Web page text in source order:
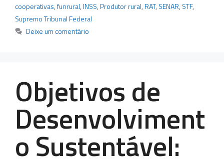
cooperativas,funrural,INSS,Produtor rural,RAT, SENAR, STF,
Supremo Tribunal Federal
Deixe um comentário
Objetivos de
Desenvolviment
o Sustentável: